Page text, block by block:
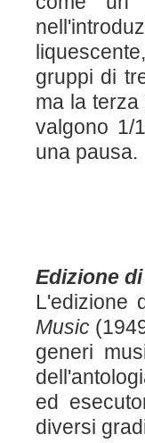
gruppi di
ma la
valgono 1/
una pausa.
Edizione
L'edizione
Music
generi
ed
diversi